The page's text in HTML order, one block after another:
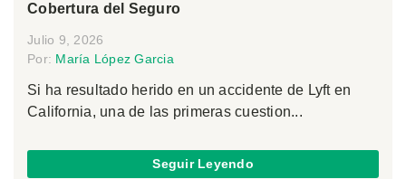
Cobertura del Seguro
Julio 9, 2026
Por: María López Garcia
Si ha resultado herido en un accidente de Lyft en
California, una de las primeras cuestion...
Seguir Leyendo